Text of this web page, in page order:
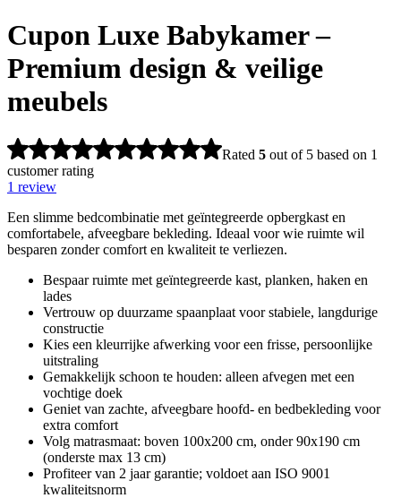
Cupon Luxe Babykamer –
Premium design & veilige
meubels
Rated 5 out of 5 based on 1
customer rating
1 review
Een slimme bedcombinatie met geïntegreerde opbergkast en
comfortabele, afveegbare bekleding. Ideaal voor wie ruimte wil
besparen zonder comfort en kwaliteit te verliezen.
Bespaar ruimte met geïntegreerde kast, planken, haken en
lades
Vertrouw op duurzame spaanplaat voor stabiele, langdurige
constructie
Kies een kleurrijke afwerking voor een frisse, persoonlijke
uitstraling
Gemakkelijk schoon te houden: alleen afvegen met een
vochtige doek
Geniet van zachte, afveegbare hoofd- en bedbekleding voor
extra comfort
Volg matrasmaat: boven 100x200 cm, onder 90x190 cm
(onderste max 13 cm)
Profiteer van 2 jaar garantie; voldoet aan ISO 9001
kwaliteitsnorm